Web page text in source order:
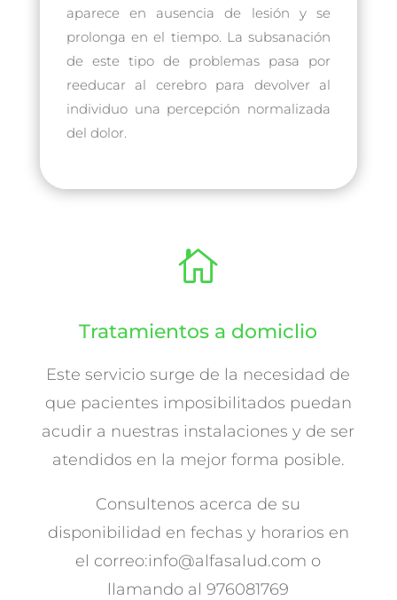
aparece en ausencia de lesión y se
prolonga en el tiempo. La subsanación
de este tipo de problemas pasa por
reeducar al cerebro para devolver al
individuo una percepción normalizada
del dolor.

Tratamientos a domiclio
Este servicio surge de la necesidad de
que pacientes imposibilitados puedan
acudir a nuestras instalaciones y de ser
atendidos en la mejor forma posible.
Consultenos acerca de su
disponibilidad en fechas y horarios en
el correo:info@alfasalud.com o
llamando al 976081769